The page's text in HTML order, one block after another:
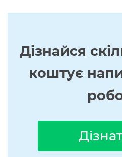
Дізнайся
коштує